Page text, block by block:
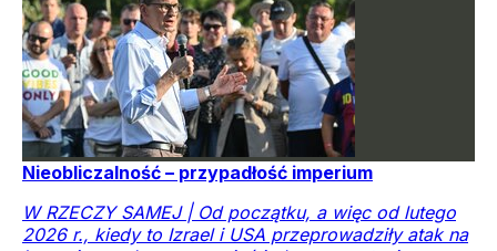
Nieobliczalność – przypadłość imperium
W RZECZY SAMEJ | Od początku, a więc od lutego
2026 r., kiedy to Izrael i USA przeprowadziły atak na